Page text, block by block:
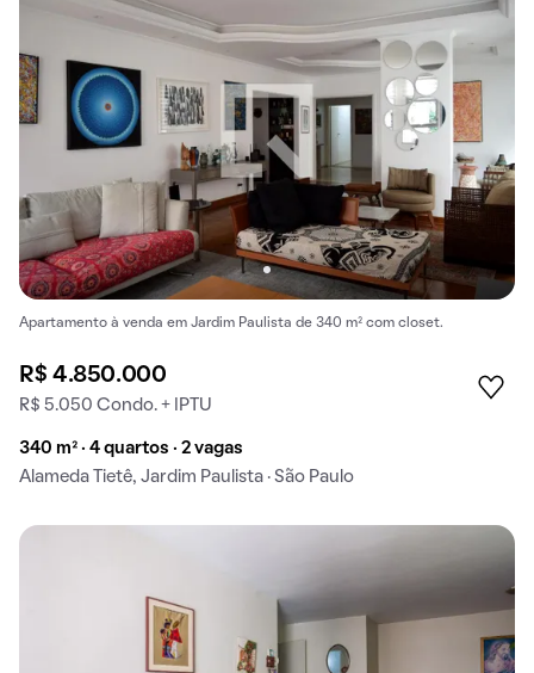
Apartamento à venda em Jardim Paulista de 340 m² com closet.
R$ 4.850.000
R$ 5.050 Condo. + IPTU
340 m² · 4 quartos · 2 vagas
Alameda Tietê, Jardim Paulista · São Paulo